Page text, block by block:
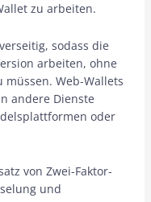
zu arbeiten.
sodass die
arbeiten, ohne
Web-Wallets
andere Dienste
oder
von Zwei-Faktor-
und